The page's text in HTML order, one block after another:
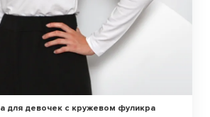
для девочек с кружевом фуликра